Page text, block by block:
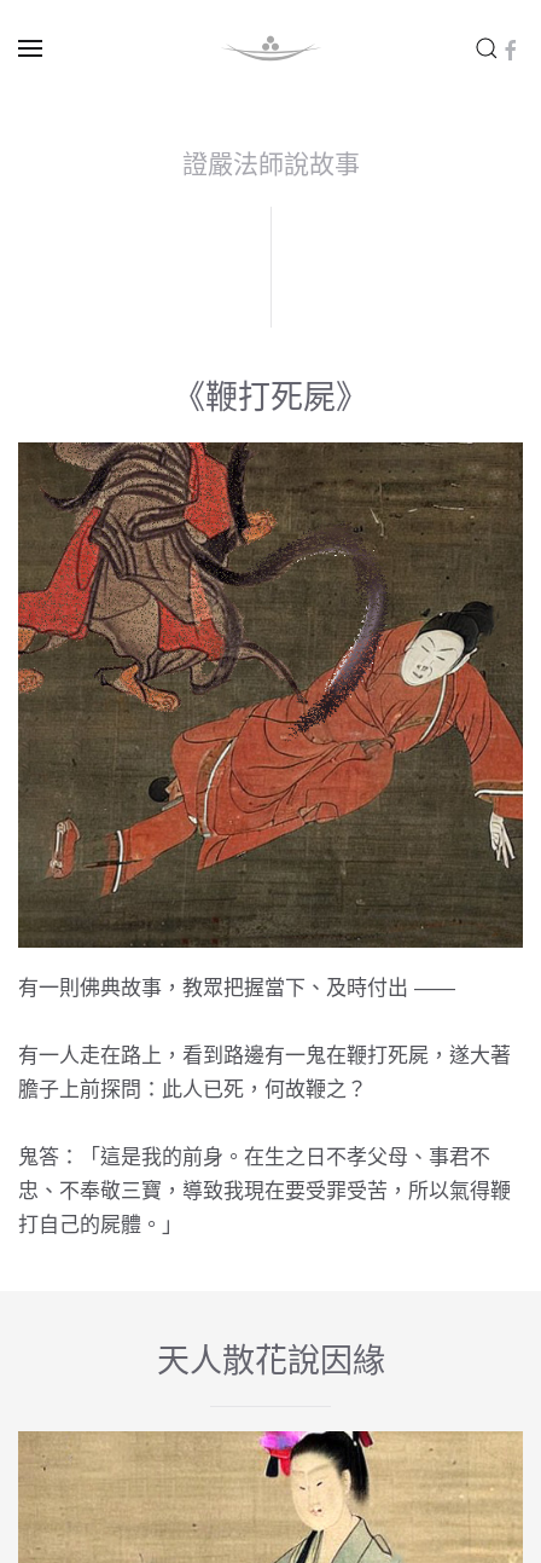
證嚴法師說故事
《鞭打死屍》
有一則佛典故事，教眾把握當下、及時付出 ——
有一人走在路上，看到路邊有一鬼在鞭打死屍，遂大著
膽子上前探問：此人已死，何故鞭之？
鬼答：「這是我的前身。在生之日不孝父母、事君不
忠、不奉敬三寶，導致我現在要受罪受苦，所以氣得鞭
打自己的屍體。」
天人散花說因緣